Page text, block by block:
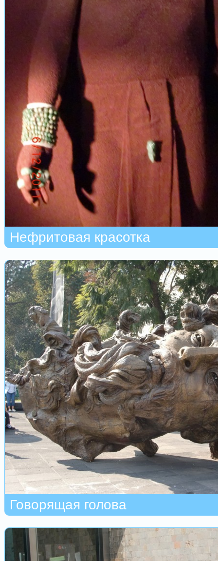
Нефритовая красотка
Говорящая голова